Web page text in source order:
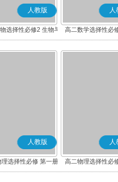
人教版
选择性必修2 生物与
环境
人
高二数学选择性必
(A版)
人教版
选择性必修 第一册
人
高二物理选择性必